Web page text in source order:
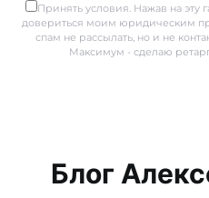
Принять условия. Нажав на эту
довериться моим юридическим
спам не рассылать, но и не
Максимум - сделаю
Блог